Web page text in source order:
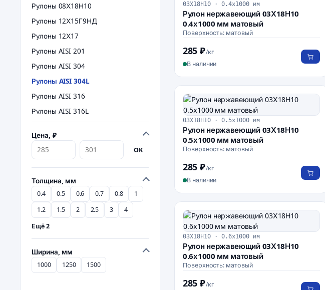
Рулоны 08Х18Н10
Рулоны 12Х15Г9НД
Рулоны 12Х17
Рулоны AISI 201
Рулоны AISI 304
Рулоны AISI 304L
Рулоны AISI 316
Рулоны AISI 316L
Рулоны матовые
Рулоны шлифованные
Цена, ₽
OK
Толщина, мм
0.4 0.5 0.6 0.7 0.8
1
1.2
1.5 2 2.5 3
4
Ещё 2
Ширина, мм
1000 1250 1500
03Х18Н10 · 0.4х1000 мм
Рулон нержавеющий 03Х18Н10
0.4х1000 мм матовый
Поверхность: матовый
285 ₽/кг
В наличии
03Х18Н10 · 0.5х1000 мм
Рулон нержавеющий 03Х18Н10
0.5х1000 мм матовый
Поверхность: матовый
285 ₽/кг
В наличии
03Х18Н10 · 0.6х1000 мм
Рулон нержавеющий 03Х18Н10
0.6х1000 мм матовый
Поверхность: матовый
285 ₽/кг